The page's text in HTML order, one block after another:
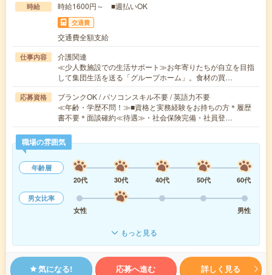
時給 時給1600円～ ■週払いOK
交通費
交通費全額支給
仕事内容
介護関連
≪少人数施設での生活サポート≫お年寄りたちが自立を目指
して集団生活を送る「グループホーム」。食材の買…
応募資格
ブランクOK / パソコンスキル不要 / 英語力不要
≪年齢・学歴不問！≫■資格と実務経験をお持ちの方＊履歴
書不要＊面談確約≪待遇≫・社会保険完備・社員登…
職場の雰囲気
年齢層
20代
30代 40代 50代
60代
男女比率
女性
男性
もっと見る
気になる! 応募へ進む 詳しく見る